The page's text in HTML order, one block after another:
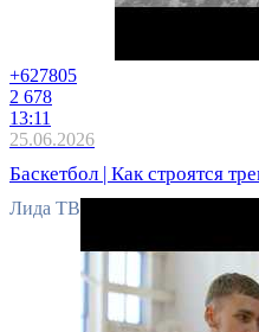
+627805
2 678
13:11
25.06.2026
Баскетбол | Как строятся
Лида ТВ